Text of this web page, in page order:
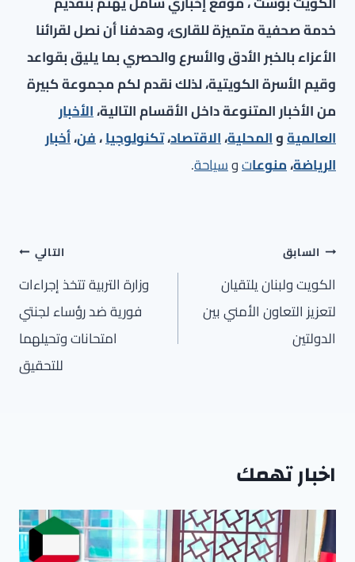
خدمة صحفية متميزة للقارئ، وهدفنا أن نصل لقرائنا
الأعزاء بالخبر الأدق والأسرع والحصري بما يليق بقواعد
وقيم الأسرة الكويتية، لذلك نقدم لكم مجموعة كبيرة
من الأخبار المتنوعة داخل الأقسام التالية،الأخبار
العالميةوالمحلية،الاقتصاد،تكنولوجيا،فن،أخبار
الرياضة،منوعاتوسياحة.
تصفّح
المقالات
السابق
الكويت ولبنان يلتقيان
لتعزيز التعاون الأمني بين
الدولتين
التالي
وزارة التربية تتخذ إجراءات
فورية ضد رؤساء لجنتي
امتحانات وتحيلهما
للتحقيق
اخبار تهمك